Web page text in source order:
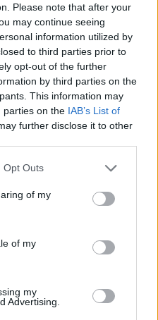
Please note that after your
may continue seeing
information utilized by
to third parties prior to
opt-out of the further
by third parties on the
This information may
parties on the IAB’s List of
further disclose it to other
Opt Outs
of my
of my
my
Advertising.
A